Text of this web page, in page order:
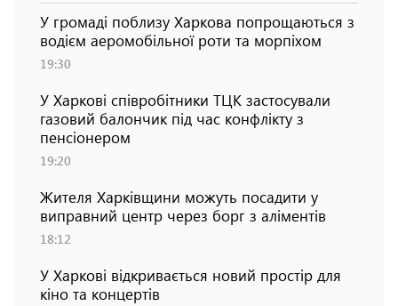
У громаді поблизу Харкова попрощаються з
водієм аеромобільної роти та морпіхом
19:30
У Харкові співробітники ТЦК застосували
газовий балончик під час конфлікту з
пенсіонером
19:20
Жителя Харківщини можуть посадити у
виправний центр через борг з аліментів
18:12
У Харкові відкривається новий простір для
кіно та концертів